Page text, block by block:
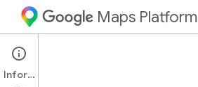
Maps Platform
Mobility Services
Imprescindibles
Información